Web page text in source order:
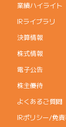
業績ハイライト
IRライブラリ
決算情報
株式情報
電子公告
株主優待
よくあるご質問
IRポリシー/免